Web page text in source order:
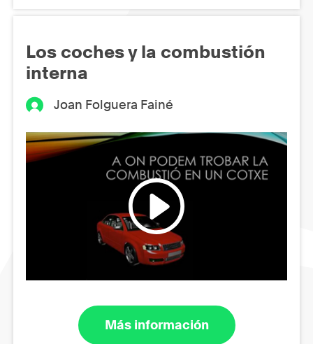
Los coches y la combustión
interna
Joan Folguera Fainé
Más información